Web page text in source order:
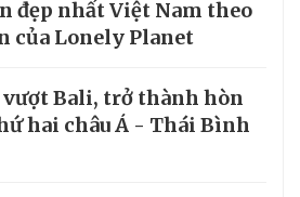
đẹp nhất Việt Nam theo
của Lonely Planet
vượt Bali, trở thành hòn
hai châu Á - Thái Bình